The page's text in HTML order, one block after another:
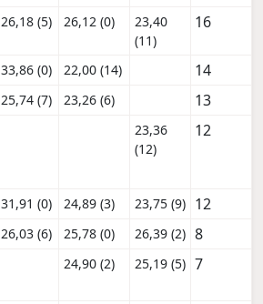
26,18 (5) 26,12 (0)
23,40
(11)
16
33,86 (0) 22,00 (14)
14
25,74 (7) 23,26 (6)
13
23,36
(12)
12
31,91 (0) 24,89 (3) 23,75 (9) 12
26,03 (6) 25,78 (0) 26,39 (2) 8
24,90 (2) 25,19 (5) 7